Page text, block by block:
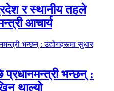
र स्थानीय तहले
आचार्य
भन्छन् :
थाल्यो